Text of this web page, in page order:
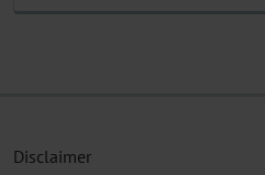
Disclaimer